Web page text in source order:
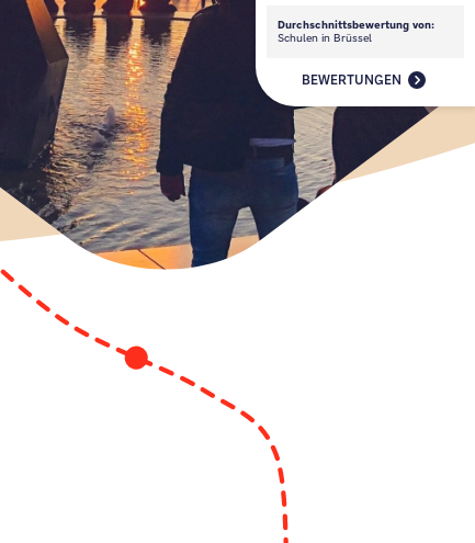
Durchschnittsbewertung von:
Schulen in Brüssel
BEWERTUNGEN